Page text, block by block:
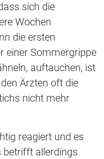
sich die
Wochen
die ersten
einer Sommergrippe
auftauchen, ist
Ärzten oft die
nicht mehr
reagiert und es
betrifft allerdings